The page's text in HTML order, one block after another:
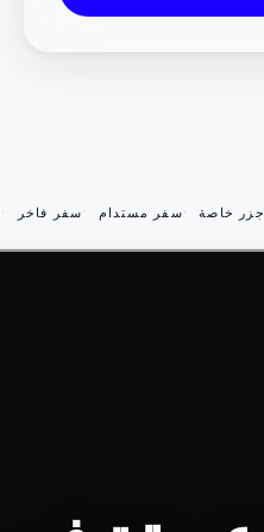
سفر فاخر سفر مستدام جزر خاصة